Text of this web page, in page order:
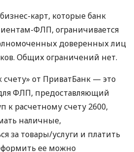
карт, которые банк
ФЛП, ограничивается
доверенных лиц
Общих ограничений нет.
счету» от ПриватБанк — это
ФЛП, предоставляющий
к расчетному счету 2600,
наличные,
за товары/услуги и платить
ее можно